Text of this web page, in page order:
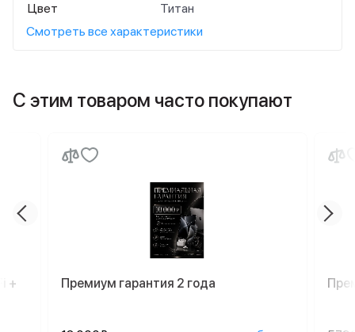
Цвет
Титан
Смотреть все характеристики
С этим товаром часто покупают
+ Премиум гарантия 2 года